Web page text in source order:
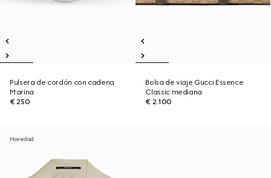
Pulsera de cordón con cadena
Marina
€ 250
Bolsa de viaje Gucci Essence
Classic mediana
€ 2.100
Novedad